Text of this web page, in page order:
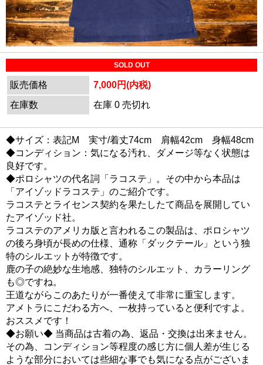
SOLD OUT
販売価格
7,000円(内税)
在庫数
在庫 0 売切れ
◆サイズ：表記M 実寸/着丈74cm 肩幅42cm 身幅48cm
◆コンディション：気になる汚れ、ダメージ等なく状態は
良好です。
◆ポロシャツの代名詞「ラコステ」。その中から本品は
「アイゾッドラコステ」のご紹介です。
ラコステとライセンス契約を果たしたて商品を展開してい
たアイゾッド社。
ラコステのアメリカ版と言われるこの製品は、ポロシャツ
の後ろ身頃が長めの仕様、通称「ダックテール」という独
特のシルエットが特徴です。
鹿の子の絶妙な生地感、独特のシルエット、カラーリング
も◎ですね。
王道ながらこのあたりが一番使えて非常に重宝します。
アメトラにこだわる方へ、一枚持っていると便利ですよ。
おススメです！
◆お願い◆ 当商品は古着の為、返品・交換は出来ません。
その為、コンディション等程度の感じ方に個人差が生じる
ような部分においては些細な事でも気になる点がございま